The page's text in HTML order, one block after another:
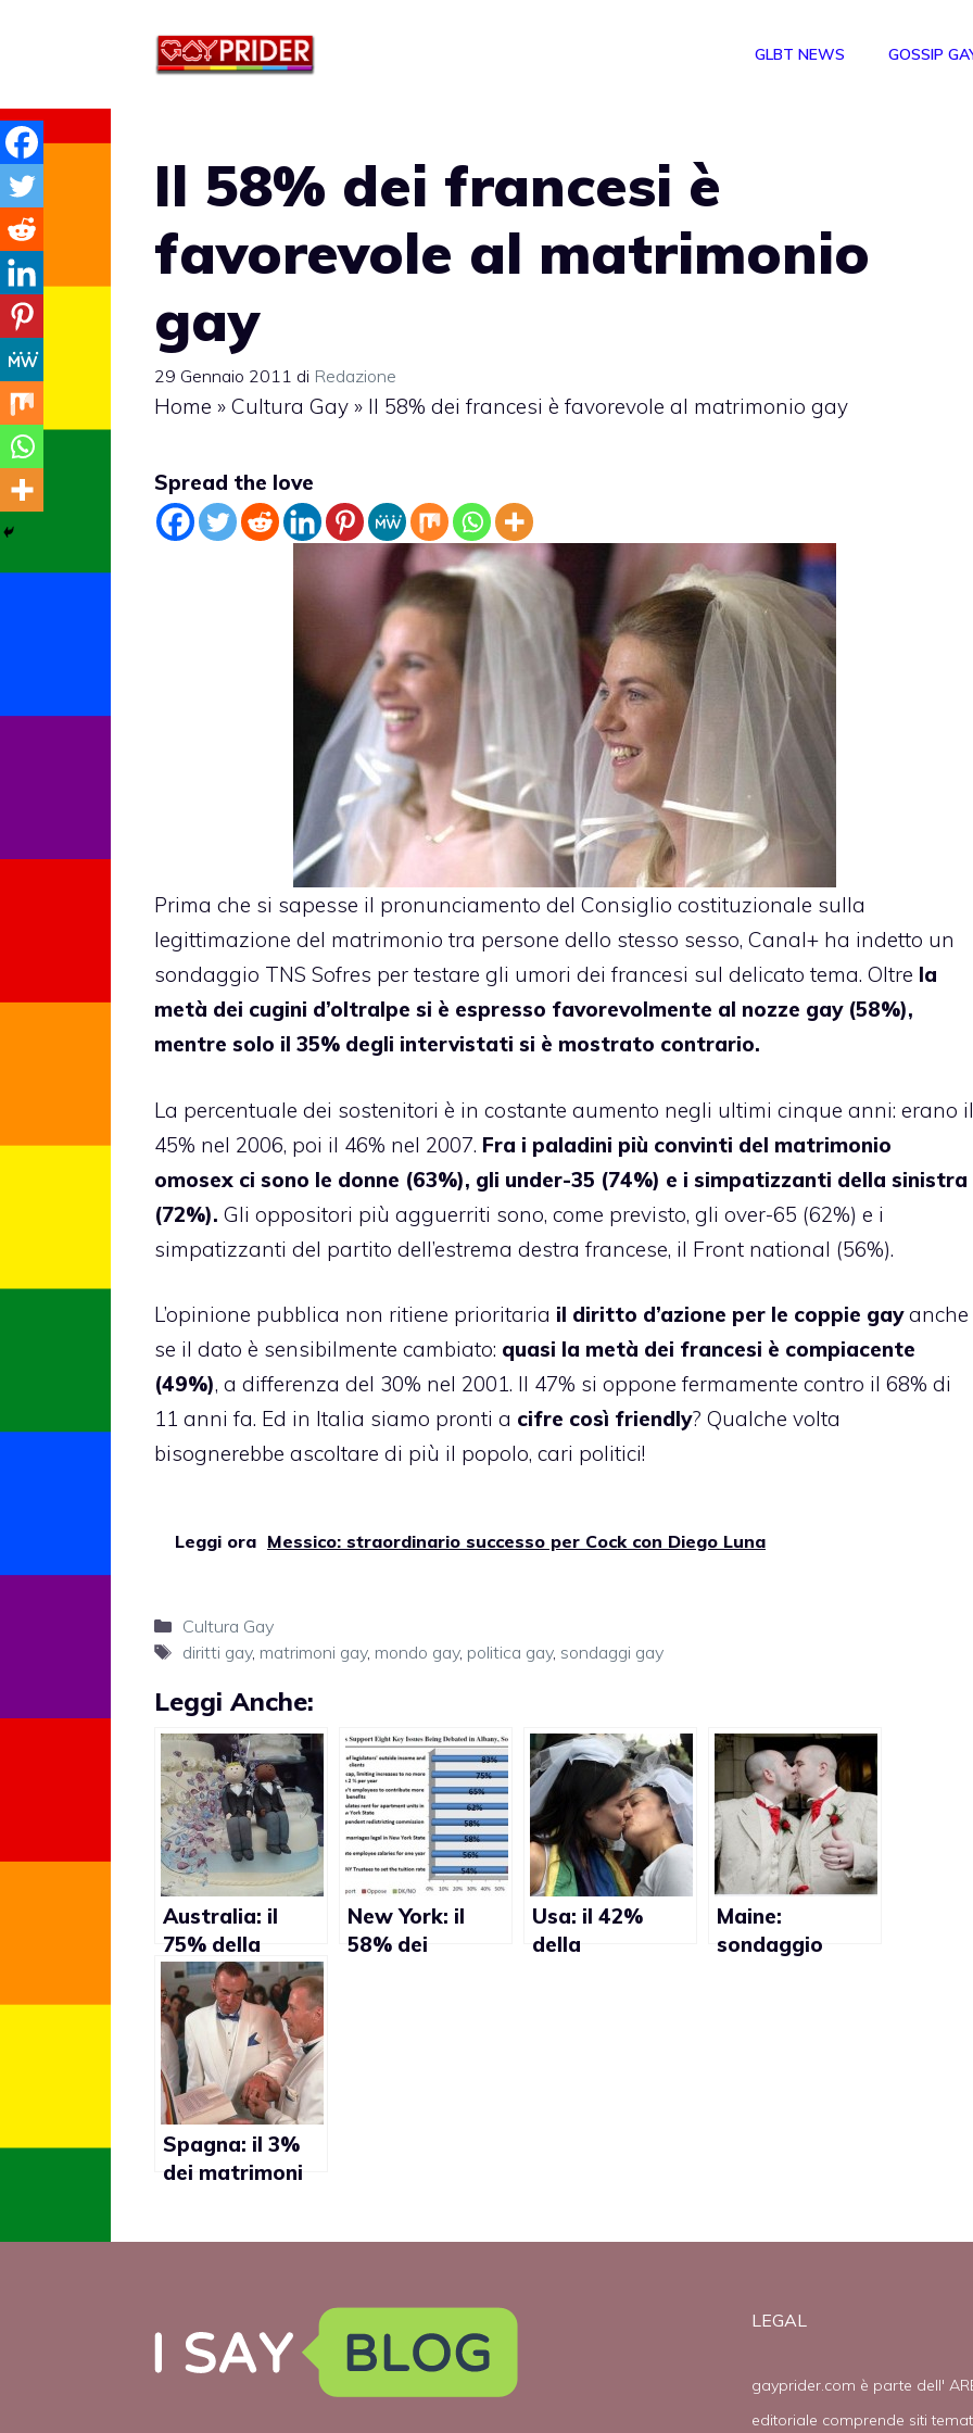
GLBT NEWS GOSSIP
Il 58% dei francesi è
favorevole al matrimonio
gay
29 Gennaio 2011 di Redazione
Home » Cultura Gay » Il 58% dei francesi è favorevole al matrimonio gay
Spread the love
Prima che si sapesse il pronunciamento del Consiglio costituzionale sulla
legittimazione del matrimonio tra persone dello stesso sesso, Canal+ ha indetto un
sondaggio TNS Sofres per testare gli umori dei francesi sul delicato tema. Oltre la
metà dei cugini d’oltralpe si è espresso favorevolmente al nozze gay (58%),
mentre solo il 35% degli intervistati si è mostrato contrario.
La percentuale dei sostenitori è in costante aumento negli ultimi cinque anni: erano il
45% nel 2006, poi il 46% nel 2007. Fra i paladini più convinti del matrimonio
omosex ci sono le donne (63%), gli under-35 (74%) e i simpatizzanti della sinistra
(72%). Gli oppositori più agguerriti sono, come previsto, gli over-65 (62%) e i
simpatizzanti del partito dell’estrema destra francese, il Front national (56%).
L’opinione pubblica non ritiene prioritaria il diritto d’azione per le coppie gayanche
se il dato è sensibilmente cambiato: quasi la metà dei francesi è compiacente
(49%), a differenza del 30% nel 2001. Il 47% si oppone fermamente contro il 68% di
11 anni fa. Ed in Italia siamo pronti a cifre così friendly? Qualche volta
bisognerebbe ascoltare di più il popolo, cari politici!
Leggi ora Messico: straordinario successo per Cock con Diego Luna
Categorie
Cultura Gay
Tag
diritti gay, matrimoni gay, mondo gay, politica gay, sondaggi gay
Leggi Anche:
Australia: il
75% della
popolazione
favorevole al
matrimonio gay
New York: il
58% dei
Usa: il 42%
della
Maine:
sondaggio
Spagna: il 3%
dei matrimoni
LEGAL
gayprider.com è parte dell'
editoriale comprende siti